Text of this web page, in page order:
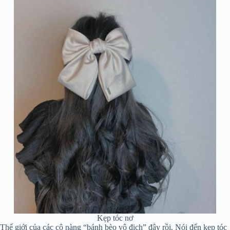
Kẹp tóc nơ
Thế giới của các cô nàng “bánh bèo vô địch” đây rồi. Nói đến kẹp tóc